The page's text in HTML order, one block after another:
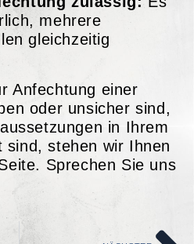
mehrere
gleichzeitig
Anfechtung einer
oder unsicher sind,
in Ihrem
sind, stehen wir Ihnen
Sprechen Sie uns